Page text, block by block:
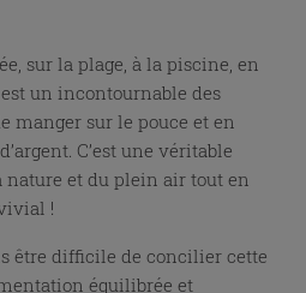
sur la plage, à la piscine, en
un incontournable des
manger sur le pouce et en
C’est une véritable
et du plein air tout en
!
être difficile de concilier cette
équilibrée et